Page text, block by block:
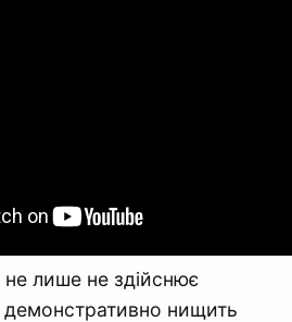
не лише не здійснює
демонстративно нищить